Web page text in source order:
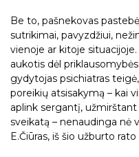
Be to, pašnekovas
sutrikimai, pavyzdžiui,
vienoje ar kitoje
aukotis dėl
gydytojas psichiatras
poreikių atsisakymą – kai
aplink sergantį,
sveikatą – nenaudinga nė
E.Čiūras, iš šio užburto